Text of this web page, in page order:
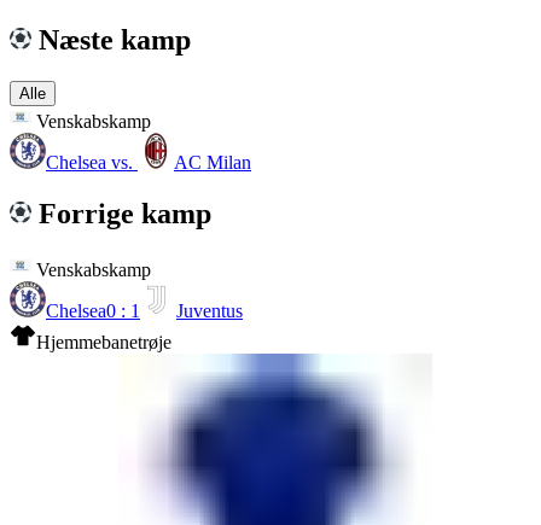
Næste kamp
Alle
Venskabskamp
Chelsea vs. AC Milan
Forrige kamp
Venskabskamp
Chelsea0 : 1
Juventus
Hjemmebanetrøje